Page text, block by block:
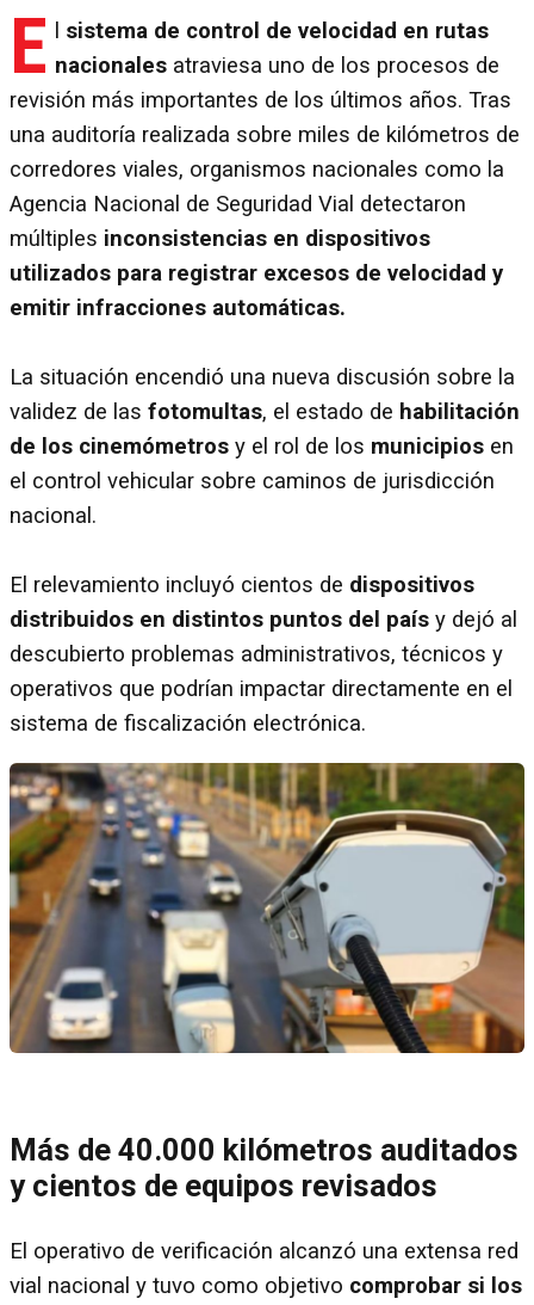
E
sistema de control de velocidad en rutas
nacionales atraviesa uno de los procesos de
revisión más importantes de los últimos años. Tras
una auditoría realizada sobre miles de kilómetros de
corredores viales, organismos nacionales como la
Agencia Nacional de Seguridad Vial detectaron
múltiples inconsistencias en dispositivos
utilizados para registrar excesos de velocidad y
emitir infracciones automáticas.
La situación encendió una nueva discusión sobre la
validez de las fotomultas, el estado de habilitación
de los cinemómetros y el rol de los municipios en
el control vehicular sobre caminos de jurisdicción
nacional.
El relevamiento incluyó cientos de dispositivos
distribuidos en distintos puntos del país y dejó al
descubierto problemas administrativos, técnicos y
operativos que podrían impactar directamente en el
sistema de fiscalización electrónica.
Más de 40.000 kilómetros auditados
y cientos de equipos revisados
El operativo de verificación alcanzó una extensa red
vial nacional y tuvo como objetivo comprobar si los